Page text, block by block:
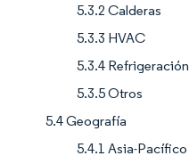
5.3.2 Calderas
5.3.3 HVAC
5.3.4 Refrigeración
5.3.5 Otros
5.4 Geografía
5.4.1 Asia-Pacífico